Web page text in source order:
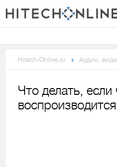
Hitech-Online.ru Аудио,
Что делать,